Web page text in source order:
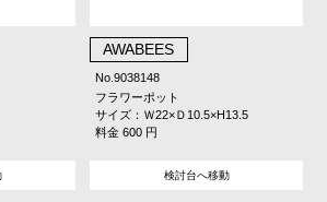
AWABEES
No.9038148
フラワーポット
サイズ：Ｗ22×Ｄ10.5×H13.5
料金 600 円
検討台へ移動